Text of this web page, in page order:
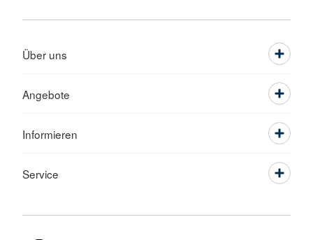
Über uns
Angebote
Informieren
Service